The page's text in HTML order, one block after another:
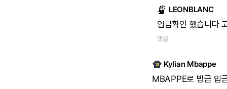
LEONBLANC
입금확인 했습니다
댓글
Kylian Mbappe
MBAPPE로 방금 입